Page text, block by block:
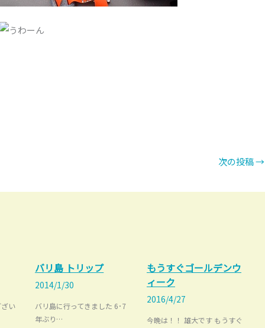
次の投稿→
い
バリ島 トリップ
2014/1/30
バリ島に行ってきました 6･7
年ぶり…
もうすぐゴールデンウ
ィーク
2016/4/27
今晩は！！ 雄大です もうすぐ